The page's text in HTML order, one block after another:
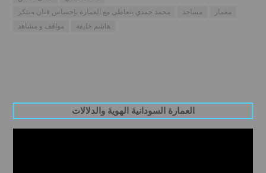
محمد حمدي يتعاطى مع العمارة بإحساس فنان مبتكر
مساجد
معمار
مواقف و مشاهد
هاشم خليفة
العمارة السودانية الهوية والدلالات